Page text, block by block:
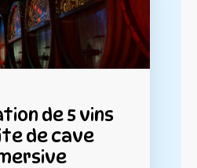
de 5 vins
de cave